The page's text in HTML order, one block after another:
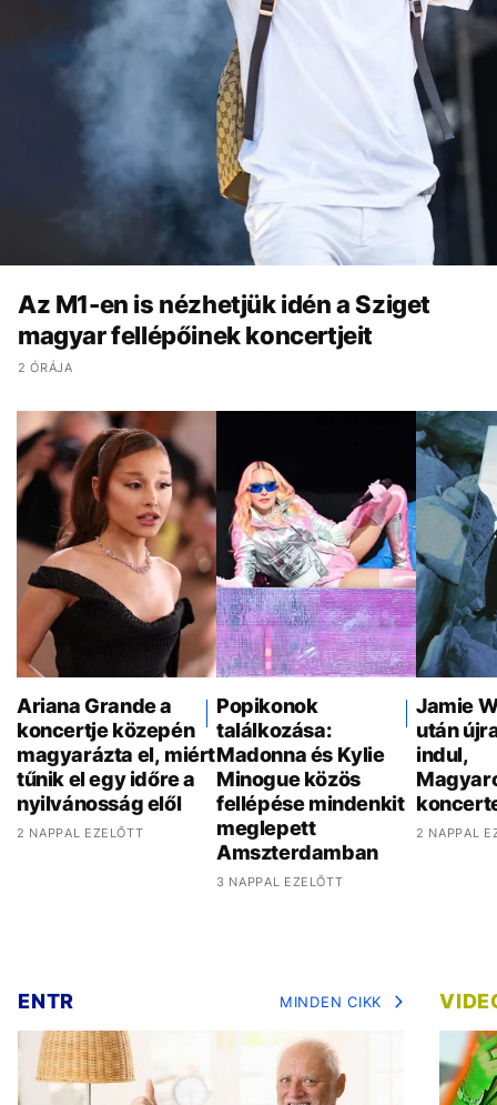
Az M1-en is nézhetjük idén a Sziget
magyar fellépőinek koncertjeit
2 ÓRÁJA
Ariana Grande a
koncertje közepén
magyarázta el, miért
tűnik el egy időre a
nyilvánosság elől
2 NAPPAL EZELŐTT
Popikonok
találkozása:
Madonna és Kylie
Minogue közös
fellépése mindenkit
meglepett
Amszterdamban
3 NAPPAL EZELŐTT
Jamie
után
indul,
2 NAPPAL
ENTR MINDEN CIKK